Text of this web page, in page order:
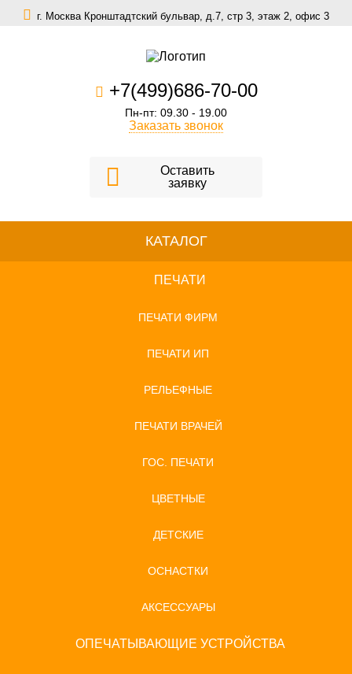
г. Москва Кронштадтский бульвар, д.7, стр 3, этаж 2, офис 3
+7(499)686-70-00
Пн-пт: 09.30 - 19.00
Заказать звонок
Оставить
заявку
КАТАЛОГ
ПЕЧАТИ
ПЕЧАТИ ФИРМ
ПЕЧАТИ ИП
РЕЛЬЕФНЫЕ
ПЕЧАТИ ВРАЧЕЙ
ГОС. ПЕЧАТИ
ЦВЕТНЫЕ
ДЕТСКИЕ
ОСНАСТКИ
АКСЕССУАРЫ
ОПЕЧАТЫВАЮЩИЕ УСТРОЙСТВА